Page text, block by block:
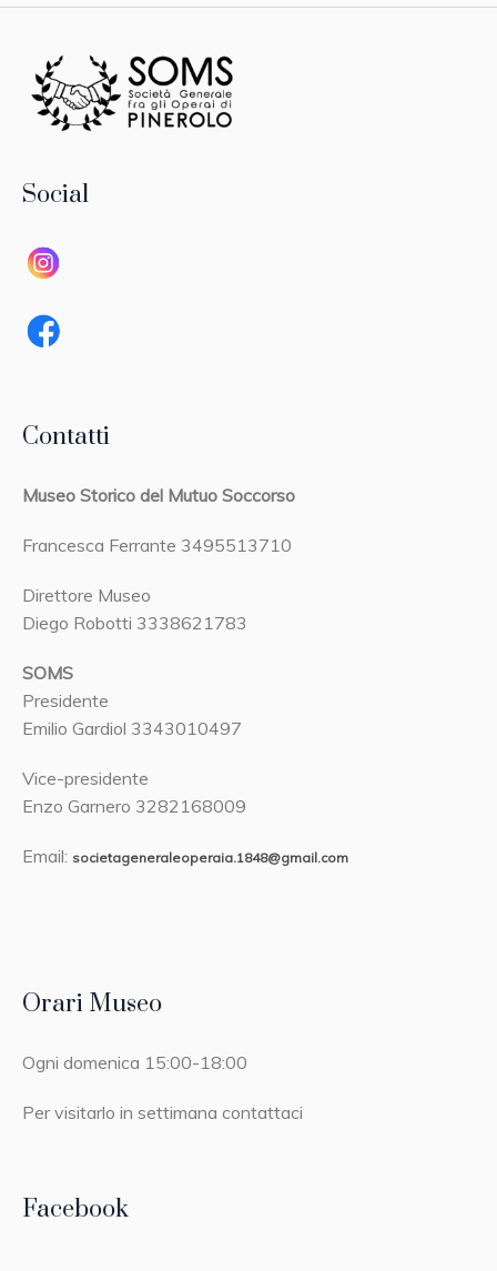
Social
Contatti
Museo Storico del Mutuo Soccorso
Francesca Ferrante 3495513710
Direttore Museo
Diego Robotti 3338621783
SOMS
Presidente
Emilio Gardiol 3343010497
Vice-presidente
Enzo Garnero 3282168009
Email: societageneraleoperaia.1848@gmail.com
Orari Museo
Ogni domenica 15:00-18:00
Per visitarlo in settimana contattaci
Facebook